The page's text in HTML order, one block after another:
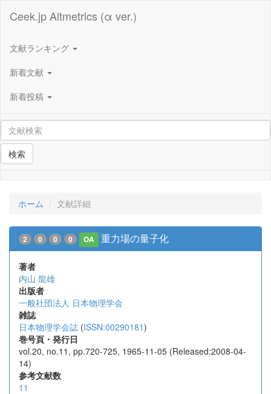
Ceek.jp Altmetrics (α ver.)
文献ランキング
新着文献
新着投稿
検索
ホーム 文献詳細
2 0 0 0 OA 重力場の量子化
著者
内山 龍雄
出版者
一般社団法人 日本物理学会
雑誌
日本物理学会誌 (ISSN:00290181)
巻号頁・発行日
vol.20, no.11, pp.720-725, 1965-11-05 (Released:2008-04-
14)
参考文献数
11